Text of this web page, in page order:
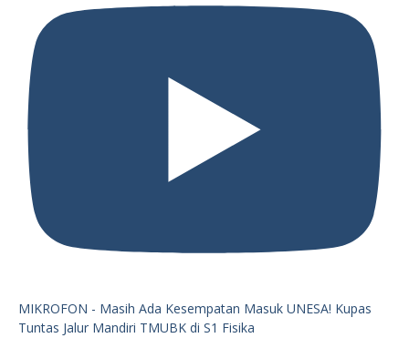
MIKROFON - Masih Ada Kesempatan Masuk UNESA! Kupas
Tuntas Jalur Mandiri TMUBK di S1 Fisika